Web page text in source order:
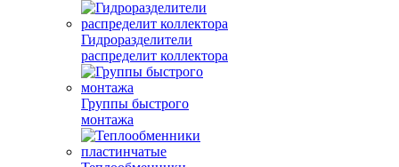
Гидроразделители
распределит коллектора
Группы быстрого
монтажа